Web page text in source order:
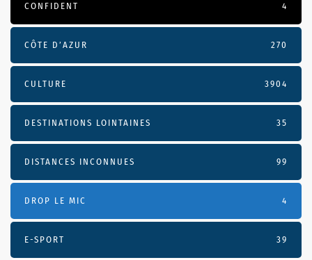
CONFIDENT 4
CÔTE D’AZUR 270
CULTURE 3904
DESTINATIONS LOINTAINES 35
DISTANCES INCONNUES 99
DROP LE MIC 4
E-SPORT 39